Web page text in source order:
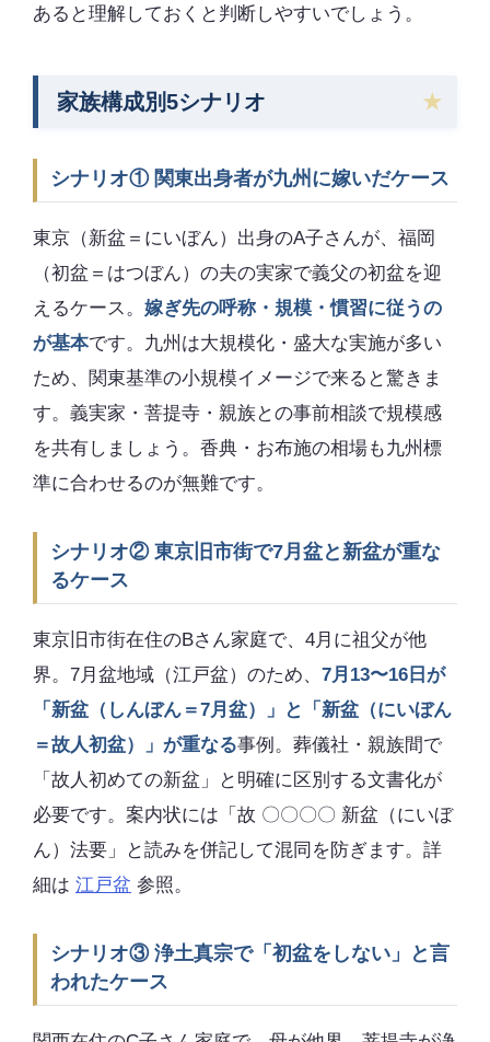
あると理解しておくと判断しやすいでしょう。
家族構成別5シナリオ
シナリオ① 関東出身者が九州に嫁いだケース
東京（新盆＝にいぼん）出身のA子さんが、福岡
（初盆＝はつぼん）の夫の実家で義父の初盆を迎
えるケース。 嫁ぎ先の呼称・規模・慣習に従うの
が基本です。九州は大規模化・盛大な実施が多い
ため、関東基準の小規模イメージで来ると驚きま
す。義実家・菩提寺・親族との事前相談で規模感
を共有しましょう。香典・お布施の相場も九州標
準に合わせるのが無難です。
シナリオ② 東京旧市街で7月盆と新盆が重な
るケース
東京旧市街在住のBさん家庭で、4月に祖父が他
界。7月盆地域（江戸盆）のため、 7月13〜16日が
「新盆（しんぼん＝7月盆）」と「新盆（にいぼん
＝故人初盆）」が重なる事例。葬儀社・親族間で
「故人初めての新盆」と明確に区別する文書化が
必要です。案内状には「故 〇〇〇〇 新盆（にいぼ
ん）法要」と読みを併記して混同を防ぎます。詳
細は 江戸盆 参照。
シナリオ③ 浄土真宗で「初盆をしない」と言
われたケース